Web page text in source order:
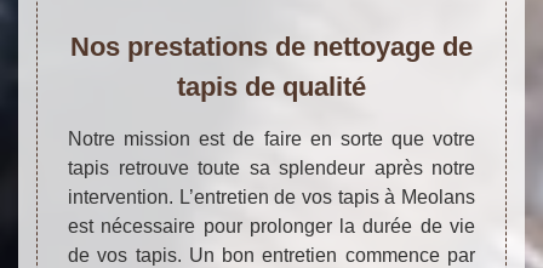
Nos prestations de nettoyage de
tapis de qualité
Notre mission est de faire en sorte que votre
tapis retrouve toute sa splendeur après notre
intervention. L’entretien de vos tapis à Meolans
est nécessaire pour prolonger la durée de vie
de vos tapis. Un bon entretien commence par